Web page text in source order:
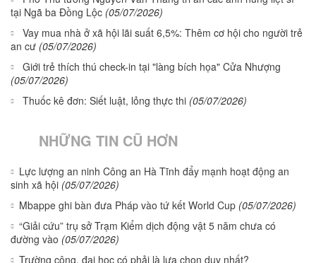
tại Ngã ba Đồng Lộc (05/07/2026)
Vay mua nhà ở xã hội lãi suất 6,5%: Thêm cơ hội cho người trẻ
an cư (05/07/2026)
Giới trẻ thích thú check-in tại "làng bích họa" Cửa Nhượng
(05/07/2026)
Thuốc kê đơn: Siết luật, lỏng thực thi (05/07/2026)
NHỮNG TIN CŨ HƠN
Lực lượng an ninh Công an Hà Tĩnh đẩy mạnh hoạt động an
sinh xã hội (05/07/2026)
Mbappe ghi bàn đưa Pháp vào tứ kết World Cup (05/07/2026)
“Giải cứu” trụ sở Trạm Kiểm dịch động vật 5 năm chưa có
đường vào (05/07/2026)
Trường công, đại học có phải là lựa chọn duy nhất?